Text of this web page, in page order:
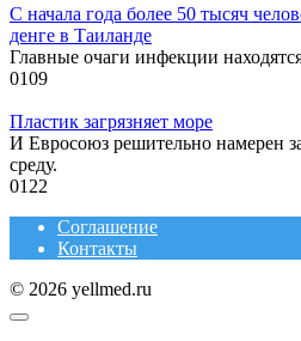
С начала года более 50 тысяч
денге в Таиланде
Главные очаги инфекции
0109
Пластик загрязняет море
И Евросоюз решительно намерен
среду.
0122
Соглашение
Контакты
© 2026 yellmed.ru